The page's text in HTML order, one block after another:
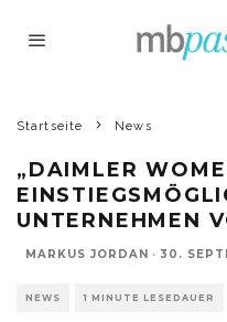
Startseite News
„DAIMLER
UNTERNEHMEN
MARKUS JORDAN · 30.
NEWS 1 MINUTE LESEDAUER